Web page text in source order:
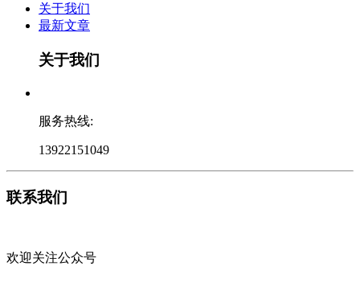
关于我们
最新文章
关于我们
服务热线:
13922151049
联系我们
欢迎关注公众号